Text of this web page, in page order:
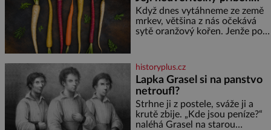
zemi, kde sbírá zbytky semínek
Jeho domovinou je prakticky
celá Austrálie s výjimkou
pobřežní oblasti.
začíná fialovou barvou
Když dnes vytáhneme ze země
mrkev, většina z nás očekává
sytě oranžový kořen. Jenže po
oranžová. Je fialová, žlutá, bílá,
někdy dokonce téměř černá. Až
díky stovkám let pečlivého
šlechtění se z ní stává zelenina,
bez které si českou zahradu ani
nedokážeme představit. Její
příběh je
historyplus.cz
Lapka Grasel si na panstvo
netroufl?
Strhne ji z postele, sváže ji a
krutě zbije. „Kde jsou peníze?“
naléhá Grasel na starou